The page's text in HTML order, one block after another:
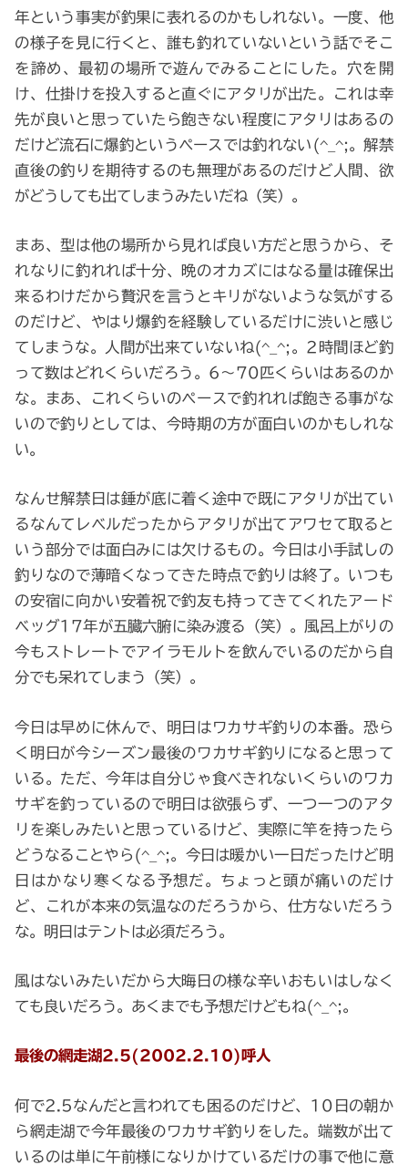
年という事実が釣果に表れるのかもしれない。一度、他
の様子を見に行くと、誰も釣れていないという話でそこ
を諦め、最初の場所で遊んでみることにした。穴を開
け、仕掛けを投入すると直ぐにアタリが出た。これは幸
先が良いと思っていたら飽きない程度にアタリはあるの
だけど流石に爆釣というペースでは釣れない(^_^;。解禁
直後の釣りを期待するのも無理があるのだけど人間、欲
がどうしても出てしまうみたいだね（笑）。
まあ、型は他の場所から見れば良い方だと思うから、そ
れなりに釣れれば十分、晩のオカズにはなる量は確保出
来るわけだから贅沢を言うとキリがないような気がする
のだけど、やはり爆釣を経験しているだけに渋いと感じ
てしまうな。人間が出来ていないね(^_^;。2時間ほど釣
って数はどれくらいだろう。6～70匹くらいはあるのか
な。まあ、これくらいのペースで釣れれば飽きる事がな
いので釣りとしては、今時期の方が面白いのかもしれな
い。
なんせ解禁日は錘が底に着く途中で既にアタリが出てい
るなんてレベルだったからアタリが出てアワセて取ると
いう部分では面白みには欠けるもの。今日は小手試しの
釣りなので薄暗くなってきた時点で釣りは終了。いつも
の安宿に向かい安着祝で釣友も持ってきてくれたアード
ベッグ17年が五臓六腑に染み渡る（笑）。風呂上がりの
今もストレートでアイラモルトを飲んでいるのだから自
分でも呆れてしまう（笑）。
今日は早めに休んで、明日はワカサギ釣りの本番。恐ら
く明日が今シーズン最後のワカサギ釣りになると思って
いる。ただ、今年は自分じゃ食べきれないくらいのワカ
サギを釣っているので明日は欲張らず、一つ一つのアタ
リを楽しみたいと思っているけど、実際に竿を持ったら
どうなることやら(^_^;。今日は暖かい一日だったけど明
日はかなり寒くなる予想だ。ちょっと頭が痛いのだけ
ど、これが本来の気温なのだろうから、仕方ないだろう
な。明日はテントは必須だろう。
風はないみたいだから大晦日の様な辛いおもいはしなく
ても良いだろう。あくまでも予想だけどもね(^_^;。
最後の網走湖2.5(2002.2.10)呼人
何で2.5なんだと言われても困るのだけど、10日の朝か
ら網走湖で今年最後のワカサギ釣りをした。端数が出て
いるのは単に午前様になりかけているだけの事で他に意